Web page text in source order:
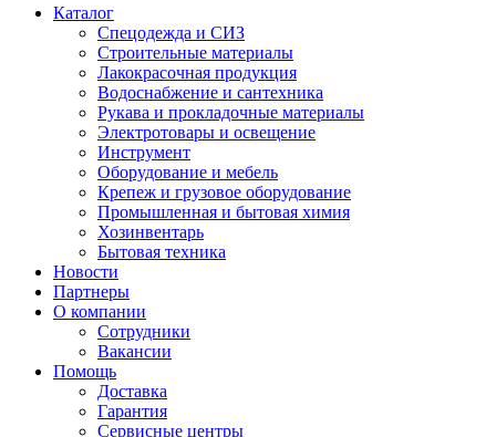
Каталог
Спецодежда и СИЗ
Строительные материалы
Лакокрасочная продукция
Водоснабжение и сантехника
Рукава и прокладочные материалы
Электротовары и освещение
Инструмент
Оборудование и мебель
Крепеж и грузовое оборудование
Промышленная и бытовая химия
Хозинвентарь
Бытовая техника
Новости
Партнеры
О компании
Сотрудники
Вакансии
Помощь
Доставка
Гарантия
Сервисные центры